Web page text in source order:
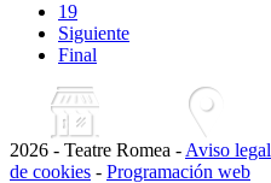
19
Siguiente
Final
2026 - Teatre Romea - Aviso legal
de cookies - Programación web